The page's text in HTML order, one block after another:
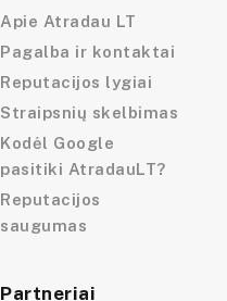
Apie Atradau LT
Pagalba ir kontaktai
Reputacijos lygiai
Straipsnių skelbimas
Kodėl Google
pasitiki AtradauLT?
Reputacijos
saugumas
Partneriai